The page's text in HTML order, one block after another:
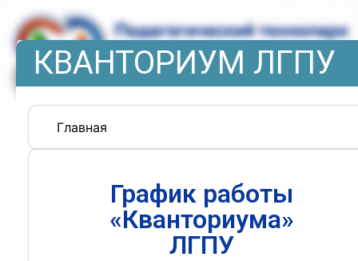
КВАНТОРИУМ ЛГПУ
Главная
График работы
«Кванториума»
ЛГПУ